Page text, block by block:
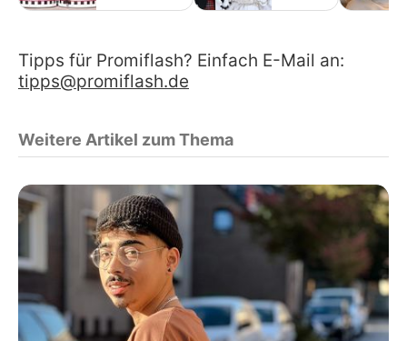
Tipps für Promiflash? Einfach E-Mail an:
tipps@promiflash.de
Weitere Artikel zum Thema